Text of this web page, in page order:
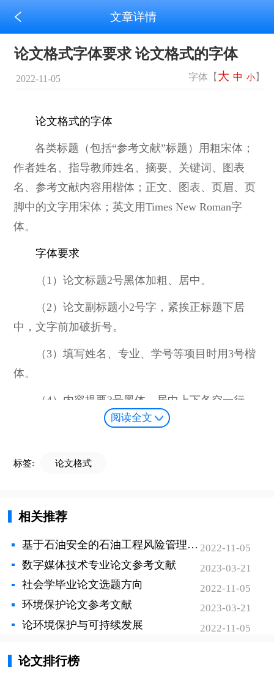
文章详情
论文格式字体要求 论文格式的字体
2022-11-05 字体【 大 中 小】
论文格式的字体
各类标题（包括“参考文献”标题）用粗宋体；
作者姓名、指导教师姓名、摘要、关键词、图表
名、参考文献内容用楷体；正文、图表、页眉、页
脚中的文字用宋体；英文用Times New Roman字
体。
字体要求
（1）论文标题2号黑体加粗、居中。
（2）论文副标题小2号字，紧挨正标题下居
中，文字前加破折号。
（3）填写姓名、专业、学号等项目时用3号楷
体。
（4）内容提要3号黑体，居中上下各空一行，
内容为小4号宋体。
（7）正文文字另起页，正文文字一般用小4号
宋体，每段首起空两个格，1.25倍行距。
（8）正文文中标题
一级标题：标题序号为“一、”，4号黑体，独占
二级标题：标题序号为“（一）”与正文字号相
阅读全文
标签: 论文格式
相关推荐
基于石油安全的石油工程风险管理分析论文 2022-11-05
数字媒体技术专业论文参考文献 2023-03-21
社会学毕业论文选题方向 2022-11-05
环境保护论文参考文献 2023-03-21
论环境保护与可持续发展 2022-11-05
论文排行榜